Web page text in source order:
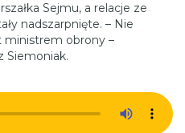
Sejmu, a relacje ze
nadszarpnięte. – Nie
ministrem obrony –
Siemoniak.